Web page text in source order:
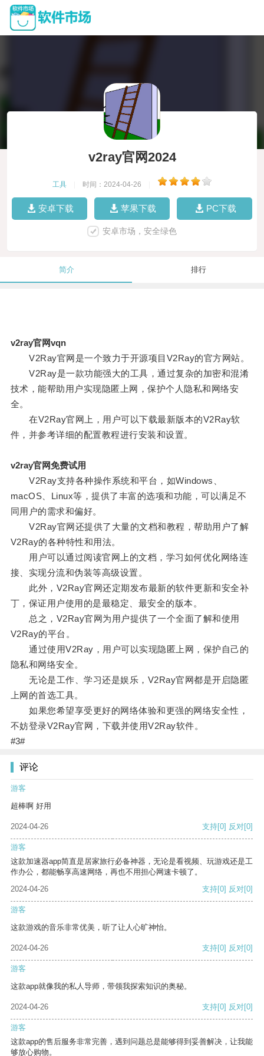
v2ray官网2024
工具 时间：2024-04-26
安卓下载 苹果下载 PC下载
安卓市场，安全绿色
简介 排行
v2ray官网vqn
V2Ray官网是一个致力于开源项目V2Ray的官方网站。
V2Ray是一款功能强大的工具，通过复杂的加密和混淆
技术，能帮助用户实现隐匿上网，保护个人隐私和网络安
全。
在V2Ray官网上，用户可以下载最新版本的V2Ray软
件，并参考详细的配置教程进行安装和设置。
v2ray官网免费试用
V2Ray支持各种操作系统和平台，如Windows、
macOS、Linux等，提供了丰富的选项和功能，可以满足不
同用户的需求和偏好。
V2Ray官网还提供了大量的文档和教程，帮助用户了解
V2Ray的各种特性和用法。
用户可以通过阅读官网上的文档，学习如何优化网络连
接、实现分流和伪装等高级设置。
此外，V2Ray官网还定期发布最新的软件更新和安全补
丁，保证用户使用的是最稳定、最安全的版本。
总之，V2Ray官网为用户提供了一个全面了解和使用
V2Ray的平台。
通过使用V2Ray，用户可以实现隐匿上网，保护自己的
隐私和网络安全。
无论是工作、学习还是娱乐，V2Ray官网都是开启隐匿
上网的首选工具。
如果您希望享受更好的网络体验和更强的网络安全性，
不妨登录V2Ray官网，下载并使用V2Ray软件。
#3#
评论
游客
超棒啊 好用
2024-04-26 支持[0] 反对[0]
游客
这款加速器app简直是居家旅行必备神器，无论是看视频、玩游戏还是工
作办公，都能畅享高速网络，再也不用担心网速卡顿了。
2024-04-26
支持[0] 反对[0]
游客
这款游戏的音乐非常优美，听了让人心旷神怡。
2024-04-26 支持[0] 反对[0]
游客
这款app就像我的私人导师，带领我探索知识的奥秘。
2024-04-26 支持[0] 反对[0]
游客
这款app的售后服务非常完善，遇到问题总是能够得到妥善解决，让我能
够放心购物。